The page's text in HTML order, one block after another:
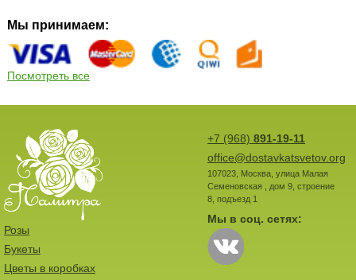
Мы принимаем:
Посмотреть все
+7 (968) 891-19-11
office@dostavkatsvetov.org
107023, Москва, улица Малая
Семеновская , дом 9, строение
8, подъезд 1
Мы в соц. сетях:
Розы
Букеты
Цветы в коробках